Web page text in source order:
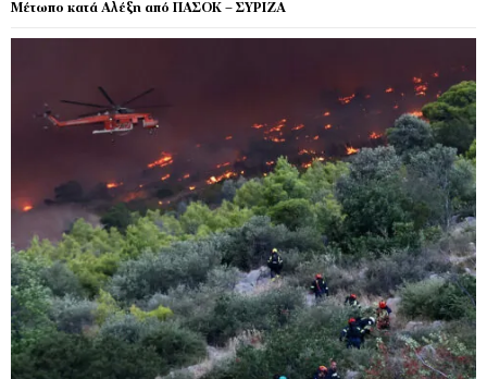
Μέτωπο κατά Αλέξη από ΠΑΣΟΚ – ΣΥΡΙΖΑ